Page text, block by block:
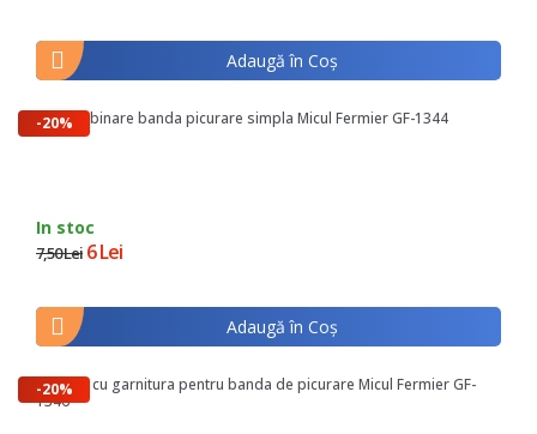
Adaugă în Coş
-20%
Mufa imbinare banda picurare simpla Micul Fermier GF-1344
In stoc
7,50 Lei 6 Lei
Adaugă în Coş
-20%
Robinet cu garnitura pentru banda de picurare Micul Fermier GF-
1346